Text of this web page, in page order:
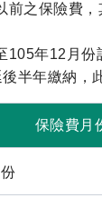
前之保險費
105年12月份
半年繳納，
保險費月